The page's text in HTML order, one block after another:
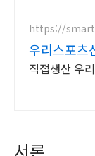
https://
우리스포츠
직접생산 우
서론